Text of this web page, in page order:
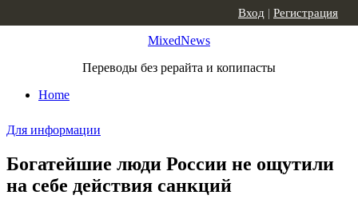
MixedNews
Переводы без рерайта и копипасты
Home
Вход | Регистрация
Для информации
Богатейшие люди России не ощутили
на себе действия санкций